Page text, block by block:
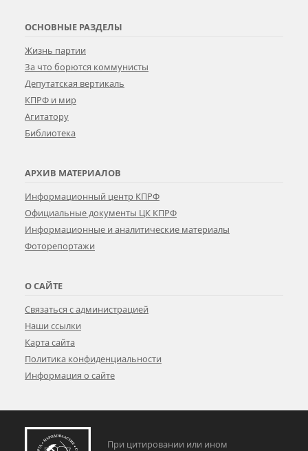
ОСНОВНЫЕ РАЗДЕЛЫ
Жизнь партии
За что борются коммунисты
Депутатская вертикаль
КПРФ и мир
Агитатору
Библиотека
АРХИВ МАТЕРИАЛОВ
Информационный центр КПРФ
Официальные документы ЦК КПРФ
Информационные и аналитические материалы
Фоторепортажи
О САЙТЕ
Связаться с администрацией
Наши ссылки
Карта сайта
Политика конфиденциальности
Информация о сайте
При цитировании или ином